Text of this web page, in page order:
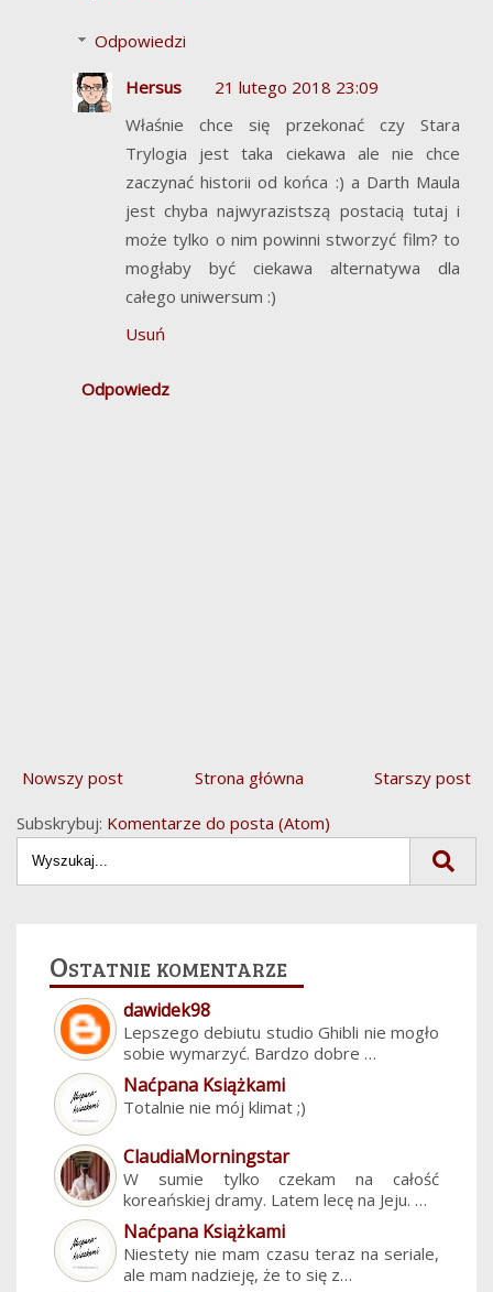
Odpowiedzi
Hersus
21 lutego 2018 23:09
Właśnie chce się przekonać czy Stara
Trylogia jest taka ciekawa ale nie chce
zaczynać historii od końca :) a Darth Maula
jest chyba najwyrazistszą postacią tutaj i
może tylko o nim powinni stworzyć film? to
mogłaby być ciekawa alternatywa dla
całego uniwersum :)
Usuń
Odpowiedz
Nowszy post Starszy post
Strona główna
Subskrybuj: Komentarze do posta (Atom)
Ostatnie komentarze
dawidek98
Lepszego debiutu studio Ghibli nie mogło
sobie wymarzyć. Bardzo dobre …
Naćpana Książkami
Totalnie nie mój klimat ;)
ClaudiaMorningstar
W sumie tylko czekam na całość
koreańskiej dramy. Latem lecę na Jeju. …
Naćpana Książkami
Niestety nie mam czasu teraz na seriale,
ale mam nadzieję, że to się z…